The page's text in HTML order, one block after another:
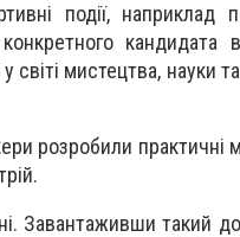
події, наприклад
кандидата
у світі мистецтва,
розробили практичні
Завантаживши такий